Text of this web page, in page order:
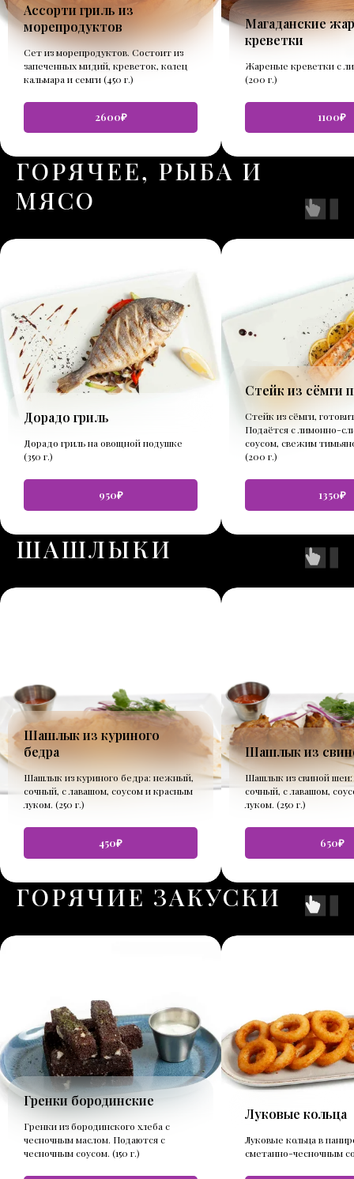
Ассорти гриль из
морепродуктов
Сет из морепродуктов. Состоит из
запеченных мидий, креветок, колец
кальмара и семги (450 г.)
2600₽
Магаданские
креветки
Жареные креветки с
(200 г.)
1100₽
ГОРЯЧЕЕ, РЫБА И
МЯСО
Дорадо гриль
Дорадо гриль на овощной подушке
(350 г.)
950₽
Стейк из сёмги
Стейк из сёмги,
Подаётся с лимонно-
соусом, свежим
(200 г.)
1350₽
ШАШЛЫКИ
Шашлык из куриного
бедра
Шашлык из куриного бедра: нежный,
сочный, с лавашом, соусом и красным
луком. (250 г.)
450₽
Шашлык из
Шашлык из свиной
сочный, с лавашом,
луком. (250 г.)
650₽
ГОРЯЧИЕ ЗАКУСКИ
Гренки бородинские
Гренки из бородинского хлеба с
чесночным маслом. Подаются с
чесночным соусом. (150 г.)
Луковые кольца
Луковые кольца в
сметанно-чесночным